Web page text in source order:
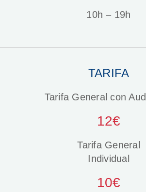
10h – 19h
TARIFA
Tarifa General con
12€
Tarifa General
Individual
10€